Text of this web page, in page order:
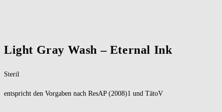
Light Gray Wash – Eternal Ink
Steril
entspricht den Vorgaben nach ResAP (2008)1 und TätoV